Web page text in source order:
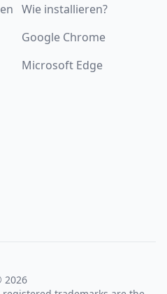
Wie installieren?
Google Chrome
Microsoft Edge
2026